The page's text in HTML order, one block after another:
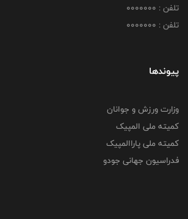
تلفن : 0000000
تلفن : 0000000
پیوندها
وزارت ورزش و جوانان
کمیته ملی المپیک
کمیته ملی پاراالمپیک
فدراسیون جهانی جودو